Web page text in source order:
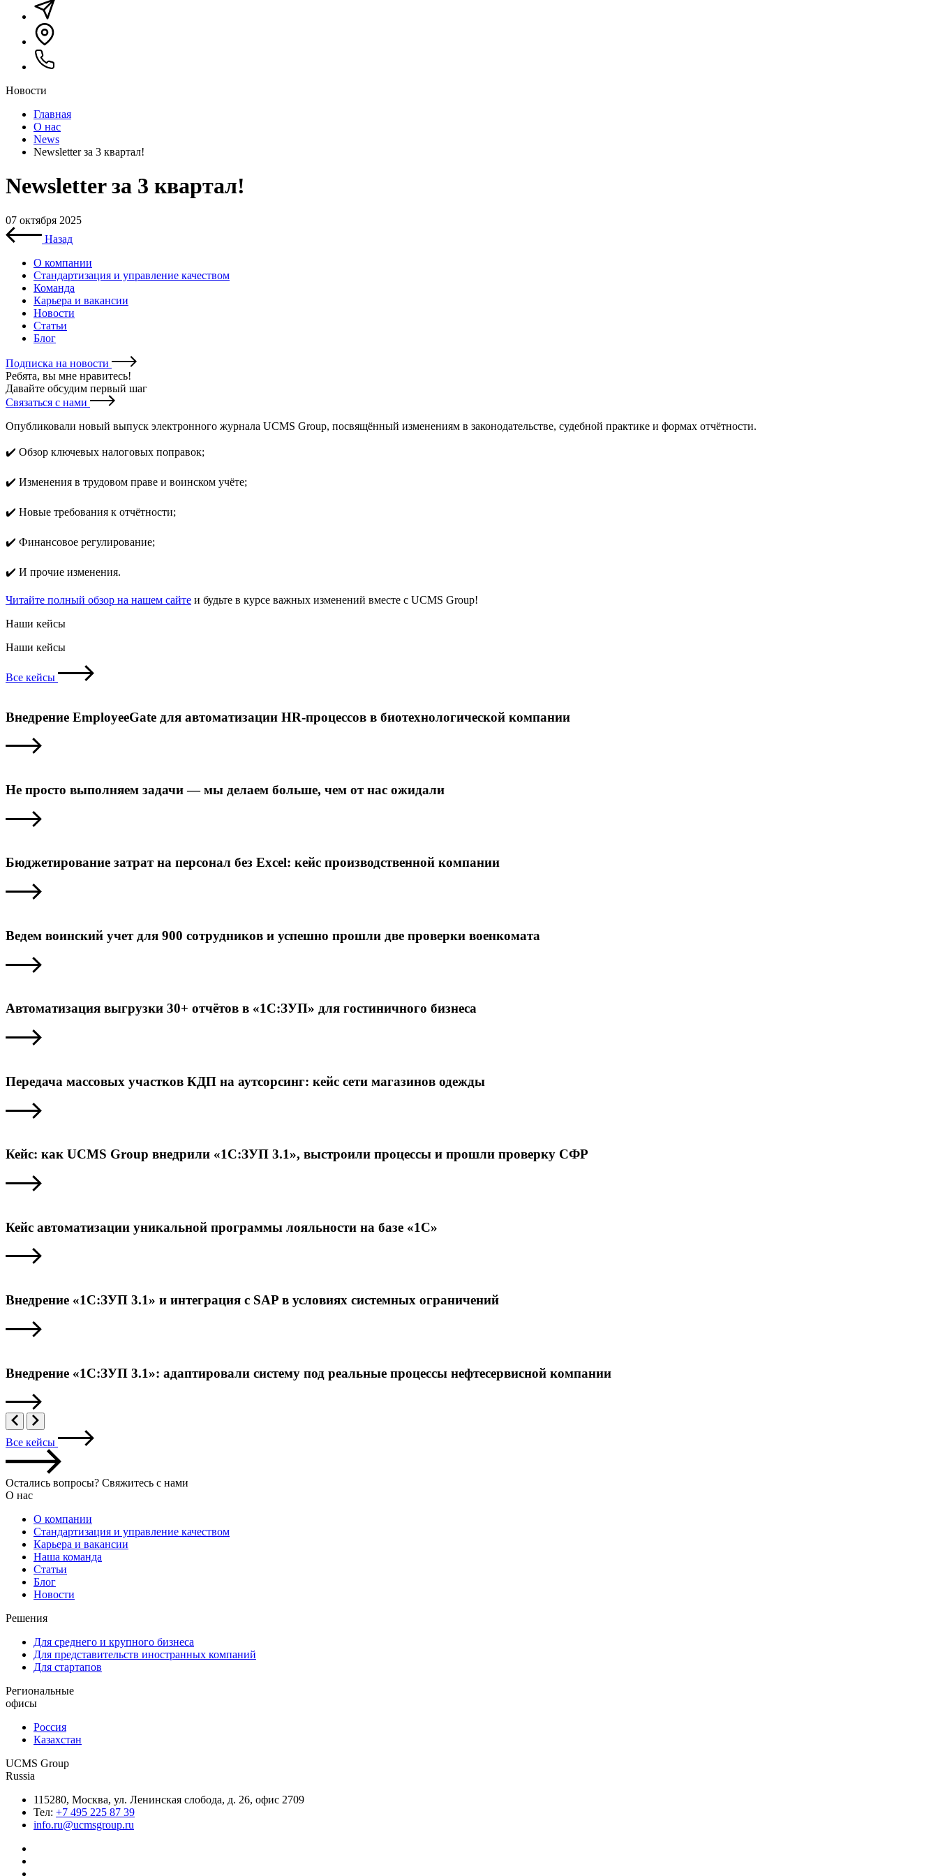
Новости
Главная
О нас
News
Newsletter за 3 квартал!
Newsletter за 3 квартал!
07 октября 2025
Назад
О компании
Стандартизация и управление качеством
Команда
Карьера и вакансии
Новости
Статьи
Блог
Подписка на новости
Ребята, вы мне нравитесь!
Давайте обсудим первый шаг
Связаться с нами
Опубликовали новый выпуск электронного журнала UCMS Group, посвящённый изменениям в законодательстве, судебной практике и формах отчётности.
✔️ Обзор ключевых налоговых поправок;
✔️ Изменения в трудовом праве и воинском учёте;
✔️ Новые требования к отчётности;
✔️ Финансовое регулирование;
✔️ И прочие изменения.
Читайте полный обзор на нашем сайте и будьте в курсе важных изменений вместе с UCMS Group!
Наши кейсы
Наши кейсы
Все кейсы
Внедрение EmployeeGate для автоматизации HR-процессов в биотехнологической компании
Не просто выполняем задачи — мы делаем больше, чем от нас ожидали
Бюджетирование затрат на персонал без Excel: кейс производственной компании
Ведем воинский учет для 900 сотрудников и успешно прошли две проверки военкомата
Автоматизация выгрузки 30+ отчётов в «1С:ЗУП» для гостиничного бизнеса
Передача массовых участков КДП на аутсорсинг: кейс сети магазинов одежды
Кейс: как UCMS Group внедрили «1С:ЗУП 3.1», выстроили процессы и прошли проверку СФР
Кейс автоматизации уникальной программы лояльности на базе «1С»
Внедрение «1С:ЗУП 3.1» и интеграция с SAP в условиях системных ограничений
Внедрение «1С:ЗУП 3.1»: адаптировали систему под реальные процессы нефтесервисной компании
Все кейсы
Остались вопросы? Свяжитесь с нами
О нас
О компании
Стандартизация и управление качеством
Карьера и вакансии
Наша команда
Статьи
Блог
Новости
Решения
Для среднего и крупного бизнеса
Для представительств иностранных компаний
Для стартапов
Региональные
офисы
Россия
Казахстан
UCMS Group
Russia
115280, Москва, ул. Ленинская слобода, д. 26, офис 2709
Тел: +7 495 225 87 39
info.ru@ucmsgroup.ru